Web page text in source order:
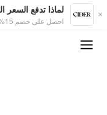
لماذا تدفع السعر
احصل على خصم 15% في التطبيق